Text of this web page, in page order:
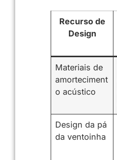
Recurso de
Design
Materiais de
amorteciment
o acústico
Design da pá
da ventoinha